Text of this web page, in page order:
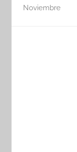
Noviembre